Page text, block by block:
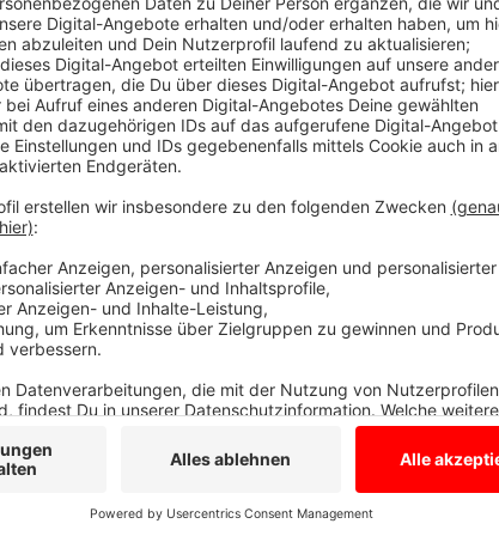
Es gibt diese Menschen, die immer noch einen
ihnen kommen. Dabei wird einem auch nichts
Anzeige
Taylor Swift
Anzeige